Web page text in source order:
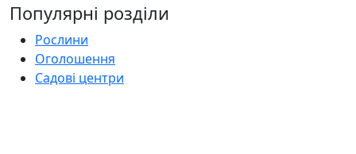
Популярні розділи
Рослини
Оголошення
Садові центри